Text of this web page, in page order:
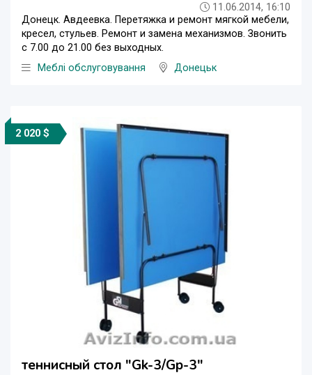
11.06.2014, 16:10
Донецк. Авдеевка. Перетяжка и ремонт мягкой мебели,
кресел, стульев. Ремонт и замена механизмов. Звонить
с 7.00 до 21.00 без выходных.
Меблі обслуговування
Донецьк
2 020 $
теннисный стол "Gk-3/Gp-3"